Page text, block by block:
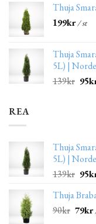
Thuja
199kr/ st
Thuja
5L) |
139kr 95
REA
Thuja
5L) |
139kr 95
Thuja
90kr 79kr